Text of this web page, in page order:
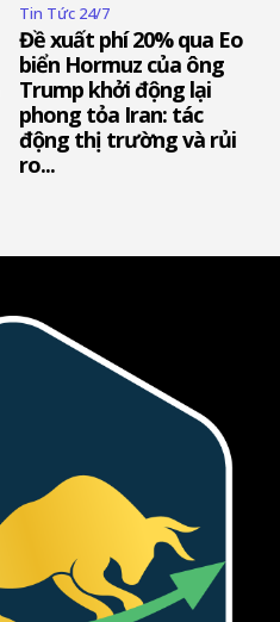
Tin Tức 24/7
Đề xuất phí 20% qua Eo
biển Hormuz của ông
Trump khởi động lại
phong tỏa Iran: tác
động thị trường và rủi
ro...